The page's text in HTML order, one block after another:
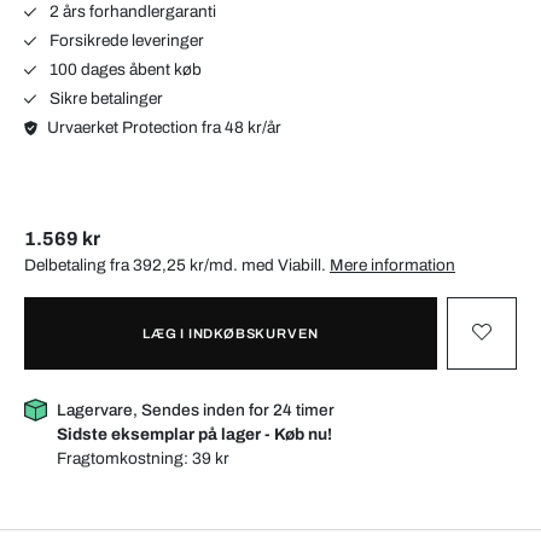
2 års forhandlergaranti
Forsikrede leveringer
100 dages åbent køb
Sikre betalinger
Urvaerket Protection fra 48 kr/år
1.569 kr
Delbetaling fra 392,25 kr/md. med Viabill. Mere information
LÆG I INDKØBSKURVEN
Lagervare, Sendes inden for 24 timer
Sidste eksemplar på lager - Køb nu!
Fragtomkostning:39 kr